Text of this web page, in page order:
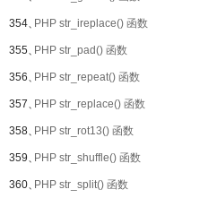
354、PHP str_ireplace() 函数
355、PHP str_pad() 函数
356、PHP str_repeat() 函数
357、PHP str_replace() 函数
358、PHP str_rot13() 函数
359、PHP str_shuffle() 函数
360、PHP str_split() 函数